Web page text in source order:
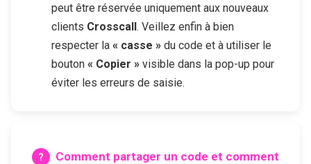
peut être réservée uniquement aux nouveaux
clients Crosscall. Veillez enfin à bien
respecter la « casse » du code et à utiliser le
bouton « Copier » visible dans la pop-up pour
éviter les erreurs de saisie.
Comment partager un code et comment